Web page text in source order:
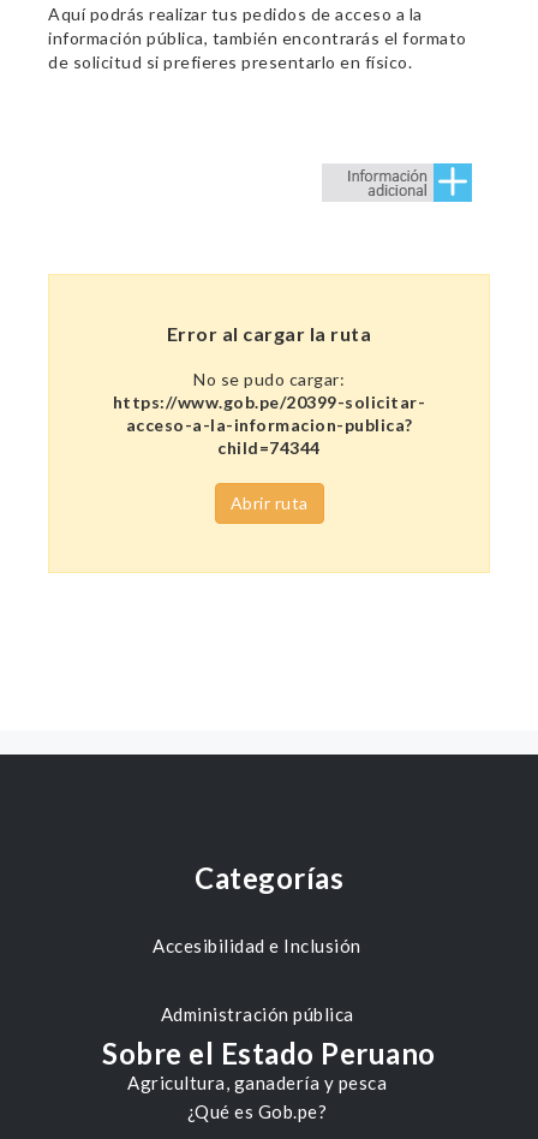
Aquí podrás realizar tus pedidos de acceso a la
información pública, también encontrarás el formato
de solicitud si prefieres presentarlo en físico.
Error al cargar la ruta
No se pudo cargar:
https://www.gob.pe/20399-solicitar-
acceso-a-la-informacion-publica?
child=74344
Abrir ruta
Categorías
Accesibilidad e Inclusión
Administración pública
Agricultura, ganadería y pesca
Sobre el Estado Peruano
¿Qué es Gob.pe?